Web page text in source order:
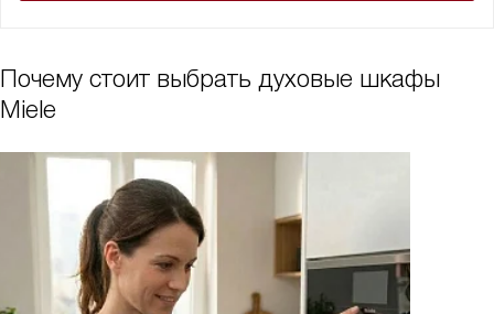
Почему стоит выбрать духовые шкафы
Miele